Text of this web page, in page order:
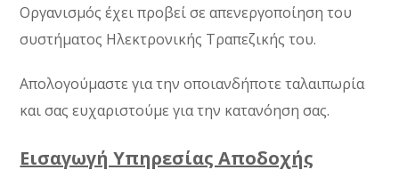
Οργανισμός έχει προβεί σε απενεργοποίηση του
συστήματος Ηλεκτρονικής Τραπεζικής του.
Απολογούμαστε για την οποιανδήποτε ταλαιπωρία
και σας ευχαριστούμε για την κατανόηση σας.
Εισαγωγή Υπηρεσίας Αποδοχής